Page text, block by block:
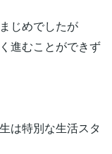
じめでしたが
進むことができず
は特別な生活スタ